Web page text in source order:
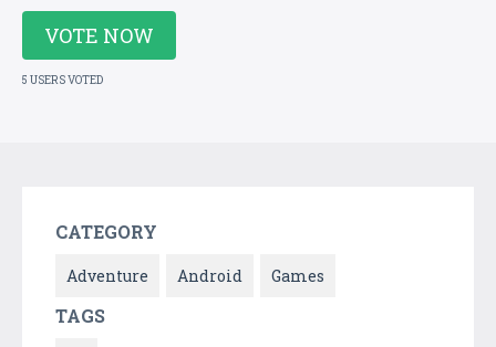
VOTE NOW
5 USERS VOTED
CATEGORY
Adventure Android Games
TAGS